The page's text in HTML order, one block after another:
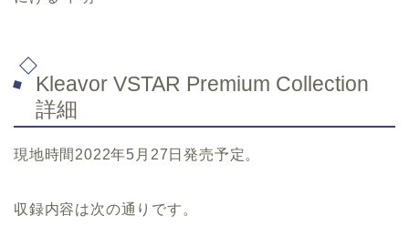
Kleavor VSTAR Premium Collection
詳細
現地時間2022年5月27日発売予定。
収録内容は次の通りです。